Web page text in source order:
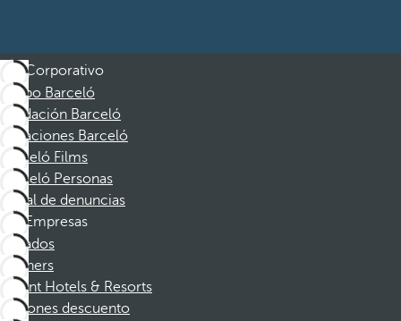
Corporativo
Grupo Barceló
Fundación Barceló
Vacaciones Barceló
Barceló Films
Barceló Personas
Canal de denuncias
Empresas
Afiliados
Partners
Dorint Hotels & Resorts
Cupones descuento